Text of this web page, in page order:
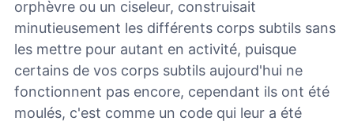
orphèvre ou un ciseleur, construisait
minutieusement les différents corps subtils sans
les mettre pour autant en activité, puisque
certains de vos corps subtils aujourd'hui ne
fonctionnent pas encore, cependant ils ont été
moulés, c'est comme un code qui leur a été